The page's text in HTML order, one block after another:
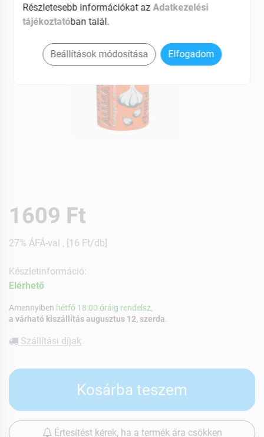
1609 Ft
27% ÁFÁ-val , [16 Ft/db]
Készletinformáció:
Elérhetõ
Amennyiben hétfő 18:00 óráig rendelsz,
a várható kiszállítás augusztus 12, szerda
Szállítási díjak
Kosárba teszem
Értesítést kérek, ha a termék ára csökken
Részletesebb információkat azAdatkezelési
tájékoztatóban talál.
Beállítások módosítása Elfogadom